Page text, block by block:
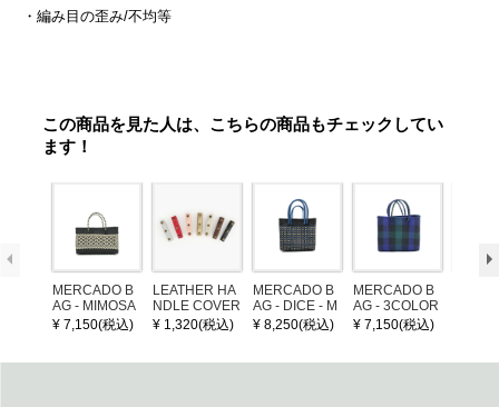
・編み目の歪み/不均等
この商品を見た人は、こちらの商品もチェックしてい
ます！
MERCADO B
AG - MIMOSA
- Black / Crea
m (SHORT X
¥ 7,150(税込)
LEATHER HA
NDLE COVER
¥ 1,320(税込)
MERCADO B
AG - DICE - M
OSAIC - Black
/ Cream / Meta
¥ 8,250(税込)
MERCADO B
AG - 3COLOR
S CHECK - Bl
ack / Dark Gre
¥ 7,150(税込)